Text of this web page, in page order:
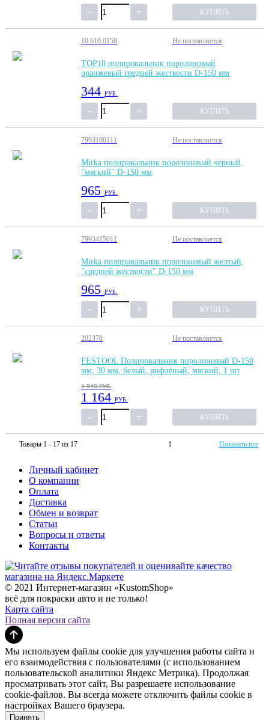
КУПИТЬ
10.610.0158 Не поставляется
TOP10 полировальник поролоновый
оранжевый средней жесткости D-150 мм
344 РУБ.
КУПИТЬ
7993100111 Не поставляется
Mirka полировальник поролоновый черный,
"мягкий" D-150 мм
965 РУБ.
КУПИТЬ
7993415011 Не поставляется
Mirka полировальник поролоновый желтый,
"средней жесткости" D-150 мм
965 РУБ.
КУПИТЬ
202378 Не поставляется
FESTOOL Полировальник поролоновый D-150
мм, 30 мм, белый, рифлёный, мягкий, 1 шт
1 940РУБ.
1 164 РУБ.
КУПИТЬ
Товары 1 - 17 из 17 1 Показать все
Личный кабинет
О компании
Оплата
Доставка
Обмен и возврат
Статьи
Вопросы и ответы
Контакты
© 2021 Интернет-магазин «KustomShop»
всё для покраски авто и не только!
Карта сайта
Полная версия сайта
Мы используем файлы cookie для улучшения работы сайта и
его взаимодействия с пользователями (с использованием
пользовательской аналитики Яндекс Метрика). Продолжая
просматривать этот сайт, Вы разрешаете использование
cookie-файлов. Вы всегда можете отключить файлы cookie в
настройках Вашего браузера.
Принять